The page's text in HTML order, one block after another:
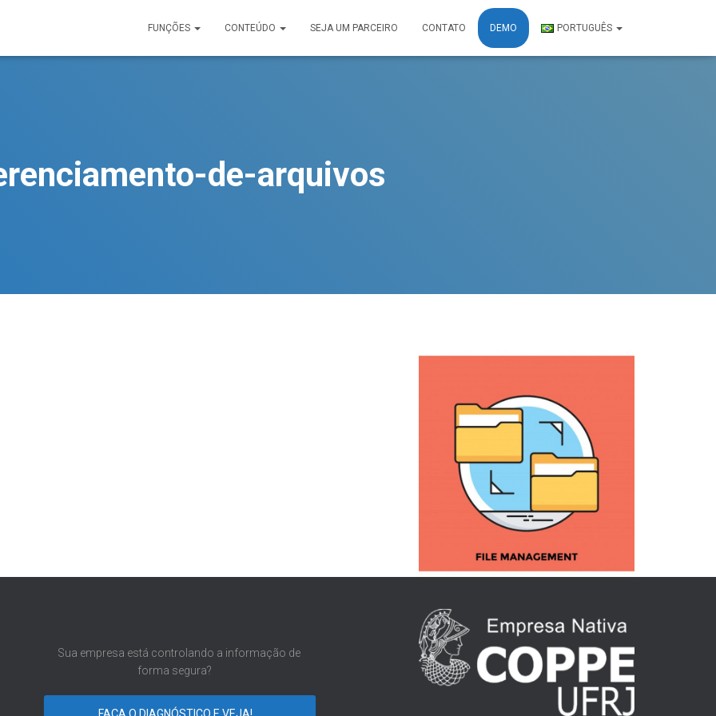
FUNÇÕES CONTEÚDO SEJA UM PARCEIRO CONTATO DEMO PORTUGUÊS
de-arquivos
Sua empresa está controlando a informação de
forma segura?